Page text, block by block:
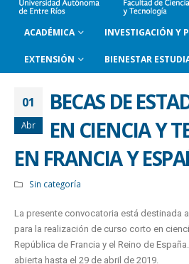
ACADÉMICA INVESTIGACIÓN Y
EXTENSIÓN BIENESTAR
01
Abr
BECAS DE
EN CIENCIA Y
EN FRANCIA Y
Sin categoría
La presente convocatoria está destinada
para la realización de curso corto en
República de Francia y el Reino de
abierta hasta el 29 de abril de 2019.